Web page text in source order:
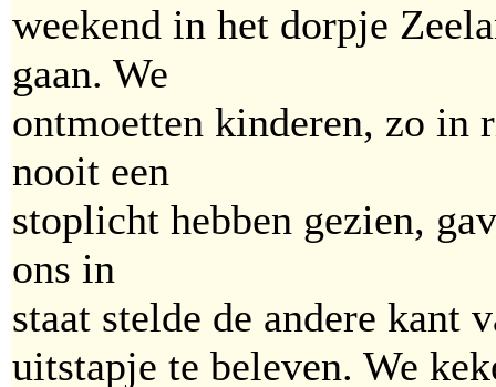
weekend in het dorpje
gaan. We
ontmoetten kinderen, zo in
nooit een
stoplicht hebben gezien,
ons in
staat stelde de andere kant
uitstapje te beleven. We